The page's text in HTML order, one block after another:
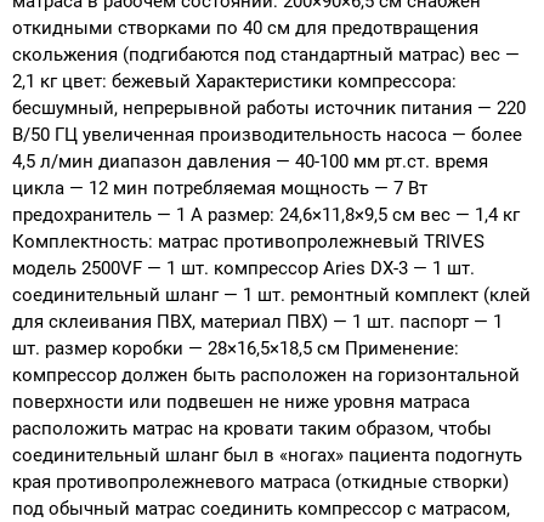
откидными створками по 40 см для предотвращения
скольжения (подгибаются под стандартный матрас) вес —
2,1 кг цвет: бежевый Характеристики компрессора:
бесшумный, непрерывной работы источник питания — 220
В/50 ГЦ увеличенная производительность насоса — более
4,5 л/мин диапазон давления — 40-100 мм рт.ст. время
цикла — 12 мин потребляемая мощность — 7 Вт
предохранитель — 1 А размер: 24,6×11,8×9,5 см вес — 1,4 кг
Комплектность: матрас противопролежневый TRIVES
модель 2500VF — 1 шт. компрессор Aries DX-3 — 1 шт.
соединительный шланг — 1 шт. ремонтный комплект (клей
для склеивания ПВХ, материал ПВХ) — 1 шт. паспорт — 1
шт. размер коробки — 28×16,5×18,5 см Применение:
компрессор должен быть расположен на горизонтальной
поверхности или подвешен не ниже уровня матраса
расположить матрас на кровати таким образом, чтобы
соединительный шланг был в «ногах» пациента подогнуть
края противопролежневого матраса (откидные створки)
под обычный матрас соединить компрессор с матрасом,